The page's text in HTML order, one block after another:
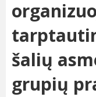
šalių
grupių